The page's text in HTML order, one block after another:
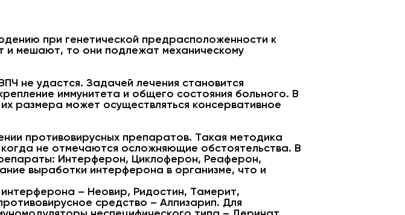
при генетической предрасположенности к
и мешают, то они подлежат механическому
не удастся. Задачей лечения становится
иммунитета и общего состояния больного. В
размера может осуществляться консервативное
противовирусных препаратов. Такая методика
не отмечаются осложняющие обстоятельства. В
Интерферон, Циклоферон, Реаферон,
выработки интерферона в организме, что и
– Неовир, Ридостин, Тамерит,
средство – Алпизарип. Для